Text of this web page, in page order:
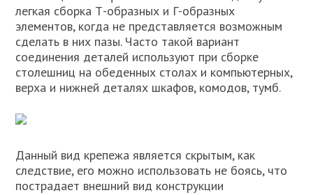
легкая сборка Т-образных и Г-образных
элементов, когда не представляется возможным
сделать в них пазы. Часто такой вариант
соединения деталей используют при сборке
столешниц на обеденных столах и компьютерных,
верха и нижней деталях шкафов, комодов, тумб.
Данный вид крепежа является скрытым, как
следствие, его можно использовать не боясь, что
пострадает внешний вид конструкции